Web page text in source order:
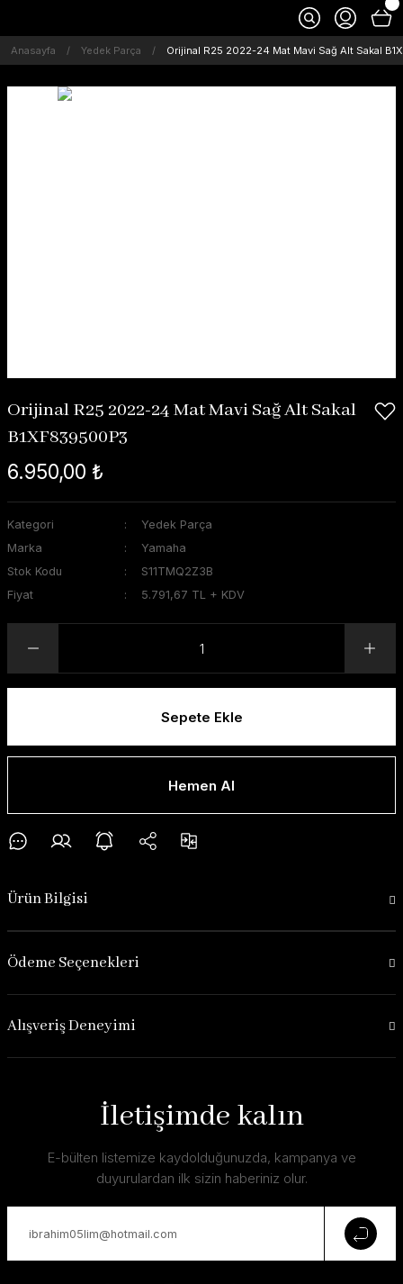
Anasayfa Yedek Parça Orijinal R25 2022-24 Mat Mavi Sağ Alt Sakal
Orijinal R25 2022-24 Mat Mavi Sağ Alt Sakal
B1XF839500P3
6.950,00 ₺
Kategori
Yedek Parça
Marka
Yamaha
Stok Kodu
S11TMQ2Z3B
Fiyat
5.791,67 TL + KDV
Sepete Ekle
Hemen Al
Ürün Bilgisi
Ödeme Seçenekleri
Alışveriş Deneyimi
İletişimde kalın
E-bülten listemize kaydolduğunuzda, kampanya ve
duyurulardan ilk sizin haberiniz olur.